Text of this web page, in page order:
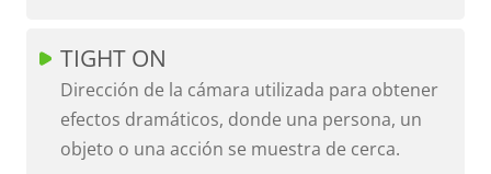
TIGHT ON
Dirección de la cámara utilizada para obtener
efectos dramáticos, donde una persona, un
objeto o una acción se muestra de cerca.